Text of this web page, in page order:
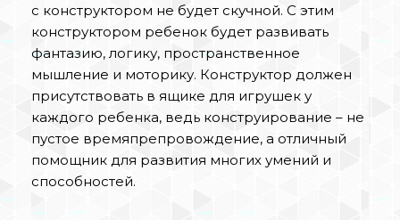
с конструктором не будет скучной. С этим
конструктором ребенок будет развивать
фантазию, логику, пространственное
мышление и моторику. Конструктор должен
присутствовать в ящике для игрушек у
каждого ребенка, ведь конструирование – не
пустое времяпрепровождение, а отличный
помощник для развития многих умений и
способностей.